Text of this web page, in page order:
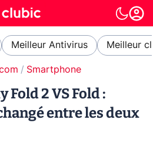
Meilleur Antivirus Meilleur
Smartphone
Fold 2 VS Fold :
entre les deux